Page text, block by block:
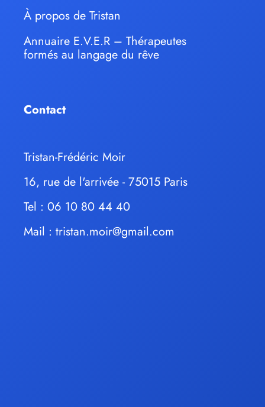
À propos de Tristan
Annuaire E.V.E.R – Thérapeutes
formés au langage du rêve
Contact
Tristan-Frédéric Moir
16, rue de l'arrivée - 75015 Paris
Tel : 06 10 80 44 40
Mail : tristan.moir@gmail.com